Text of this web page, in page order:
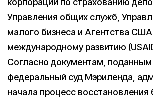
корпорации по страхованию
Управления общих служб,
малого бизнеса и Агентства
международному развитию
Согласно документам, поданным
федеральный суд Мэриленда,
начала процесс восстановления